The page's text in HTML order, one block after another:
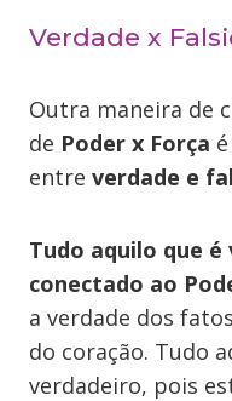
Verdade x
Outra maneira de
de Poder x Força
entre verdade e
Tudo aquilo que
conectado ao
a verdade dos
do coração. Tudo
verdadeiro, pois